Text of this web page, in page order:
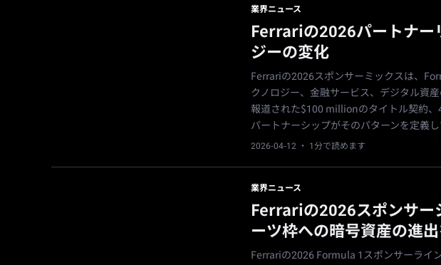
業界ニュース
Ferrariの2026パートナー
ジーの変化
Ferrariの2026スポンサーミックスは、
クノロジー、金融サービス、デジタル資
報道された$100 millionのタイトル契約
パートナーシップがそのパターンを定義し
2026-04-12 · 1分で読めます
業界ニュース
Ferrariの2026スポンサー
ーツ枠への暗号資産の進
Ferrariの2026 Formula 1スポンサーライ